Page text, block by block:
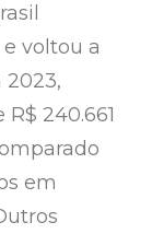
voltou a
2023,
240.661
em